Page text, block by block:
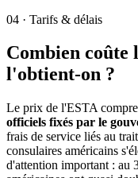
04 · Tarifs & délais
Combien coûte
l'obtient-on ?
Le prix de l'ESTA
officiels fixés par le
frais de service liés au
consulaires américains
d'attention important : au